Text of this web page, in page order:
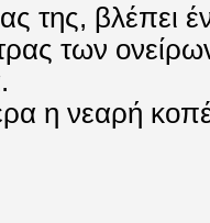
της, βλέπει
των
η νεαρή